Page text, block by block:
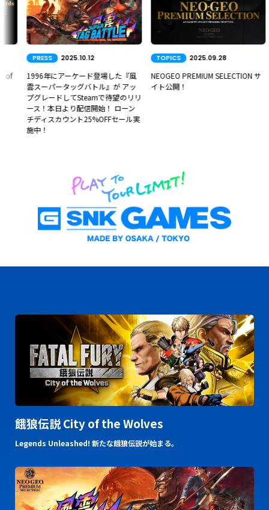
PRESS 2025.10.12
1996年にアーケード登場した『風
雲スーパータッグバトル』が アッ
プグレードしてSteamで待望のリリ
ース！本日より配信開始！ ローン
チディスカウント25%OFFセール実
施中！
TOPICS 2025.09.28
NEOGEO PREMIUM SELECTION サ
イト公開！
餓狼伝説 City of the Wolves
Legends Unleashed! 新たな餓狼伝説が始まる。